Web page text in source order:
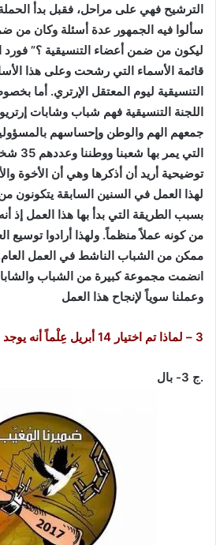
الترشيح فهي على مراحل، فقبل بدأ
سألوا فيه الجمهور عدة أسئلة وكان
ليكون من ضمن أعضاء التنسيقية ؟”
قائمة الأسماء التي رشحت وعلى هذا
التنسيقية ليوم المعتقل الإرتري. أما
اللجنة التنسيقية فهم شباب وشابات
جمعهم الهم والوطن وإحساسهم
التي
توضيحية أريد أن أذكرها وهي أن الأخوة
لهذا العمل في السنين السابقة يتكونون
بسبب الطريقة التي بدأ بها هذا العمل إذ
من كونه عملاً منظماً. ولهذا أرادوا توسيع
ممكن من الشباب الناشط في العمل العام.
انضمت مجموعة كبيرة من الشباب
وعملنا سوياً لإنجاح هذا العمل
3 – لماذا تم اختيار 14 أبريل عِلْماً أنه يوجد الاعتقال قبله وبعده؟
.ج 3- بال